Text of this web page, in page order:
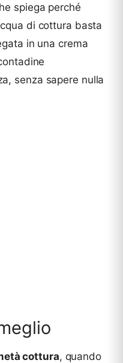
spiega perché
di cottura basta
in una crema
senza sapere nulla
cottura, quando